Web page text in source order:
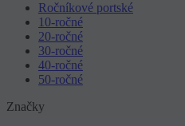
Ročníkové portské
10-ročné
20-ročné
30-ročné
40-ročné
50-ročné
Značky